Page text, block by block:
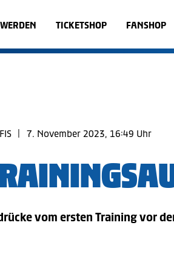
TICKETSHOP FANSHOP
7. November 2023, 16:49 Uhr
vom ersten Training vor